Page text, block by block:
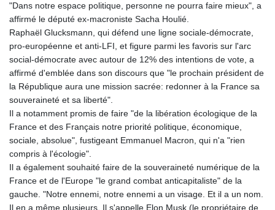
"Dans notre espace politique, personne ne pourra faire mieux", a
affirmé le député ex-macroniste Sacha Houlié.
Raphaël Glucksmann, qui défend une ligne sociale-démocrate,
pro-européenne et anti-LFI, et figure parmi les favoris sur l'arc
social-démocrate avec autour de 12% des intentions de vote, a
affirmé d'emblée dans son discours que "le prochain président de
la République aura une mission sacrée: redonner à la France sa
souveraineté et sa liberté".
Il a notamment promis de faire "de la libération écologique de la
France et des Français notre priorité politique, économique,
sociale, absolue", fustigeant Emmanuel Macron, qui n'a "rien
compris à l'écologie".
Il a également souhaité faire de la souveraineté numérique de la
France et de l'Europe "le grand combat anticapitaliste" de la
gauche. "Notre ennemi, notre ennemi a un visage. Et il a un nom.
Il en a même plusieurs. Il s'appelle Elon Musk (le propriétaire de